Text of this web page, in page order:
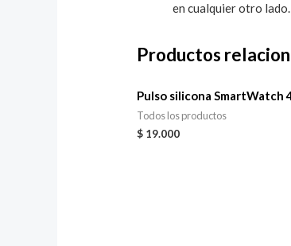
en cualquier otro
Productos
Pulso silicona SmartWatch
Todos los productos
$ 19.000